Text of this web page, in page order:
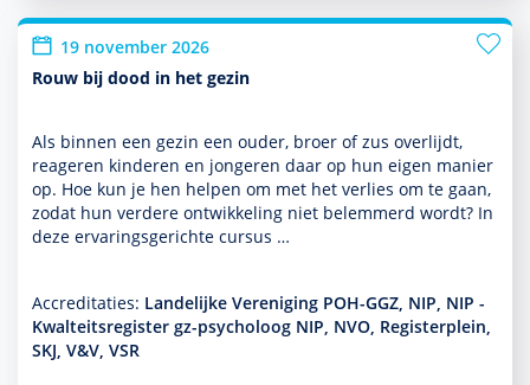
19 november 2026
Rouw bij dood in het gezin
Als binnen een gezin een ouder, broer of zus overlijdt,
reageren kin­de­ren en jongeren daar op hun eigen manier
op. Hoe kun je hen helpen om met het verlies om te gaan,
zodat hun verdere ont­wikke­ling niet belemmerd wordt? In
deze ervaringsgerichte cursus …
Accreditaties: Landelijke Vereniging POH-GGZ, NIP, NIP -
Kwalteitsregister gz-psycholoog NIP, NVO, Registerplein,
SKJ, V&V, VSR